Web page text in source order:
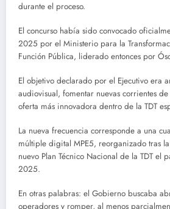
durante el proceso.
El concurso había sido convocado
2025 por el Ministerio para la
Función Pública, liderado entonces por
El objetivo declarado por el Ejecutivo era
audiovisual, fomentar nuevas corrientes
oferta más innovadora dentro de la TDT
La nueva frecuencia corresponde a una
múltiple digital MPE5, reorganizado tras
nuevo Plan Técnico Nacional de la TDT el
2025.
En otras palabras: el Gobierno buscaba
operadores y romper, al menos